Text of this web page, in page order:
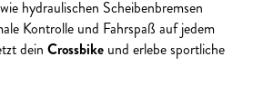
hydraulischen Scheibenbremsen
Kontrolle und Fahrspaß auf jedem
dein Crossbike und erlebe sportliche